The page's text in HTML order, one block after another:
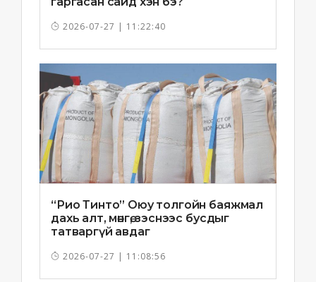
2026-07-27 | 11:22:40
“Рио Тинто” Оюу толгойн баяжмал
дахь алт, мөнгө, зэснээс бусдыг
татваргүй авдаг
2026-07-27 | 11:08:56